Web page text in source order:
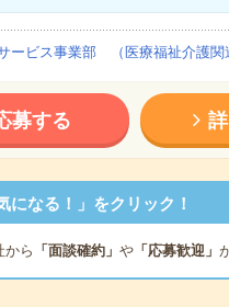
ビス事業部 （医療福祉介護関
募する
なる！」をクリック！
から 「面談確約」 や「応募歓迎」